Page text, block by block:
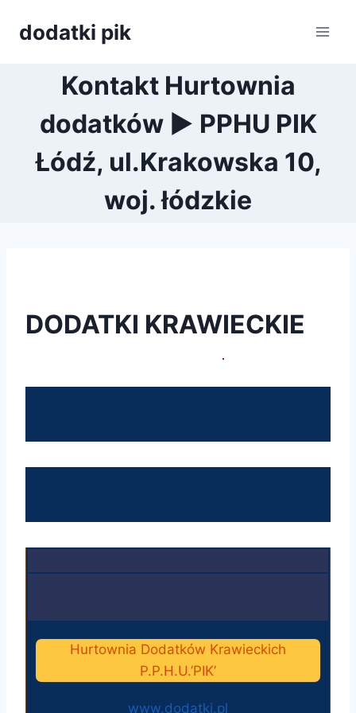
dodatki pik
Kontakt Hurtownia
dodatków ► PPHU PIK
Łódź, ul.Krakowska 10,
woj. łódzkie
DODATKI KRAWIECKIE
Hurtownia Dodatków Krawieckich
P.P.H.U.’PIK’
www.dodatki.pl